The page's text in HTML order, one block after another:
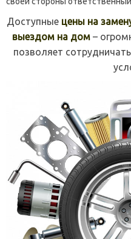
Доступные цены на
выездом на дом –
позволяет